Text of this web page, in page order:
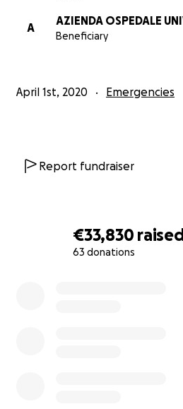
€33,830 raised
63 donations
A
AZIENDA OSPEDALE
Beneficiary
April 1st, 2020 Emergencies
Report fundraiser